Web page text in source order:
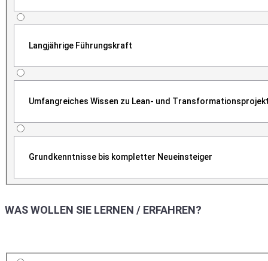
Langjährige Führungskraft
Umfangreiches Wissen zu Lean- und
Grundkenntnisse bis kompletter Neueinsteiger
WAS WOLLEN SIE LERNEN / ERFAHREN?